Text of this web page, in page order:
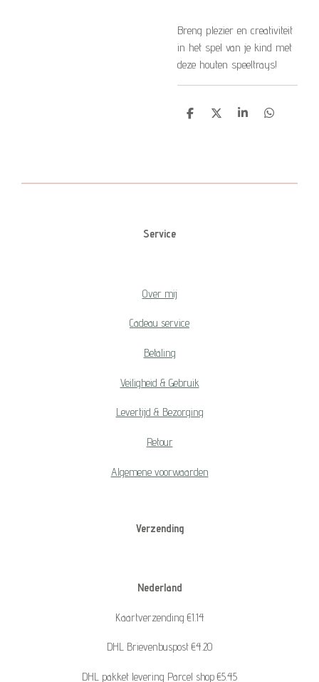
Breng plezier en creativiteit
in het spel van je kind met
deze houten speeltrays!
D
D
S
D
Service
Over mij
Cadeau service
Betaling
Veiligheid & Gebruik
Levertijd & Bezorging
Retour
Algemene voorwaarden
Verzending
Nederland
Kaartverzending €1.14
DHL Brievenbuspost €4.20
DHL pakket levering Parcel shop €5.45